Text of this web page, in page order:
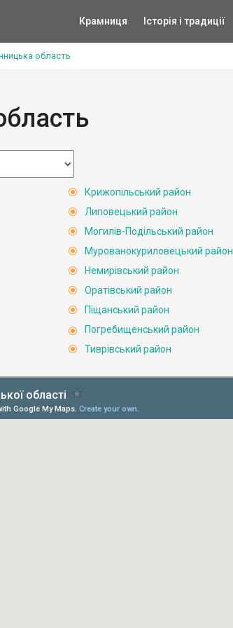
Крамниця Історія і традиції
область
Крижопільський район
Липовецький район
Могилів-Подільський район
Мурованокуриловецький район
Немирівський район
Оратівський район
Піщанський район
Погребищенський район
Тиврівський район